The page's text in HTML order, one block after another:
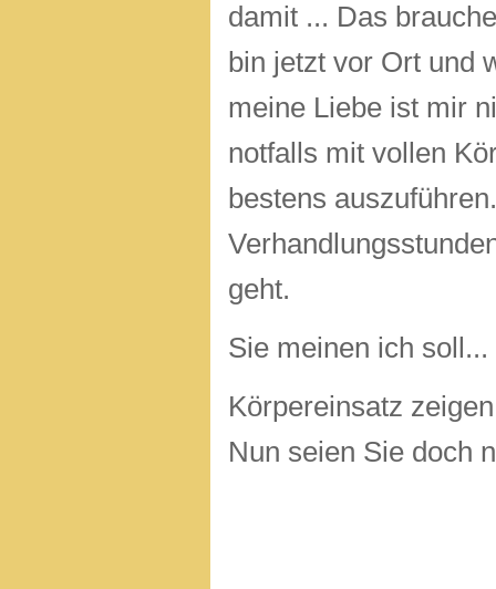
damit ... Das
bin jetzt vor Ort
meine Liebe ist mir
notfalls mit vollen
bestens
geht.
Sie
Körpereinsatz
Nun seien Sie doch